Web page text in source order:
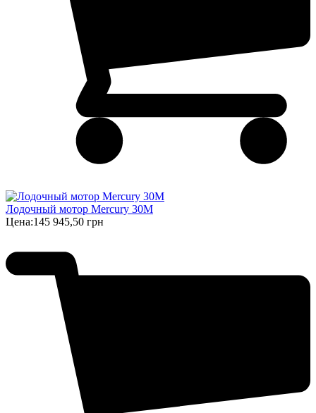
Лодочный мотор Mercury 30M
Цена:145 945,50 грн